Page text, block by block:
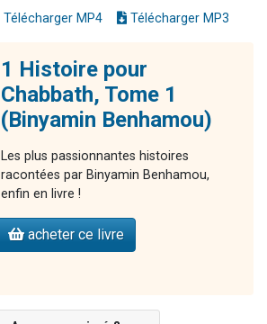
Télécharger MP4 Télécharger MP3
1 Histoire pour
Chabbath, Tome 1
(Binyamin Benhamou)
Les plus passionnantes histoires
racontées par Binyamin Benhamou,
enfin en livre !
acheter ce livre